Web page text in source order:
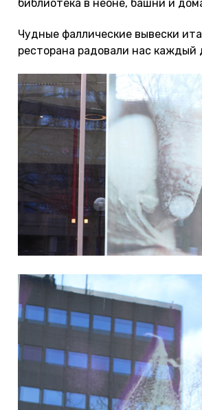
библиотека в неоне, башни и
Чудные фаллические вывески
ресторана радовали нас каждый